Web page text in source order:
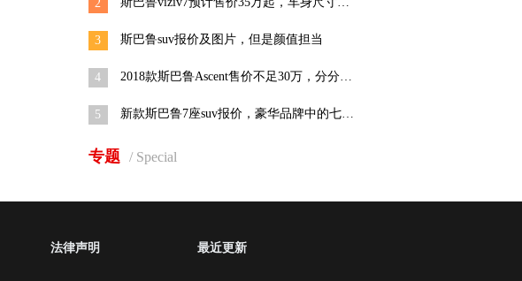
2
3
斯巴鲁suv报价及图片，但是颜值担当
4
2018款斯巴鲁Ascent售价不足30万，分分钟
5
新款斯巴鲁7座suv报价，豪华品牌中的七座
专题 / Special
法律声明 最近更新